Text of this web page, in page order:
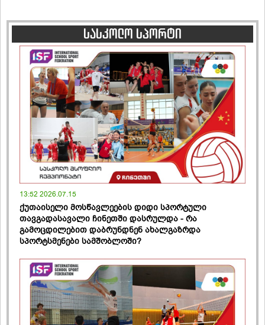
სასკოლო სპორტი
13:52 2026.07.15
ქუთაისელი მოსწავლეების დიდი სპორტული
თავგადასავალი ჩინეთში დასრულდა - რა
გამოცდილებით დაბრუნდნენ ახალგაზრდა
სპორტსმენები სამშობლოში?